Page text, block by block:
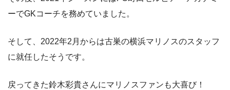
ーでGKコーチを務めていました。
そして、2022年2月からは古巣の横浜マリノスのスタッフ
に就任したそうです。
戻ってきた鈴木彩貴さんにマリノスファンも大喜び！